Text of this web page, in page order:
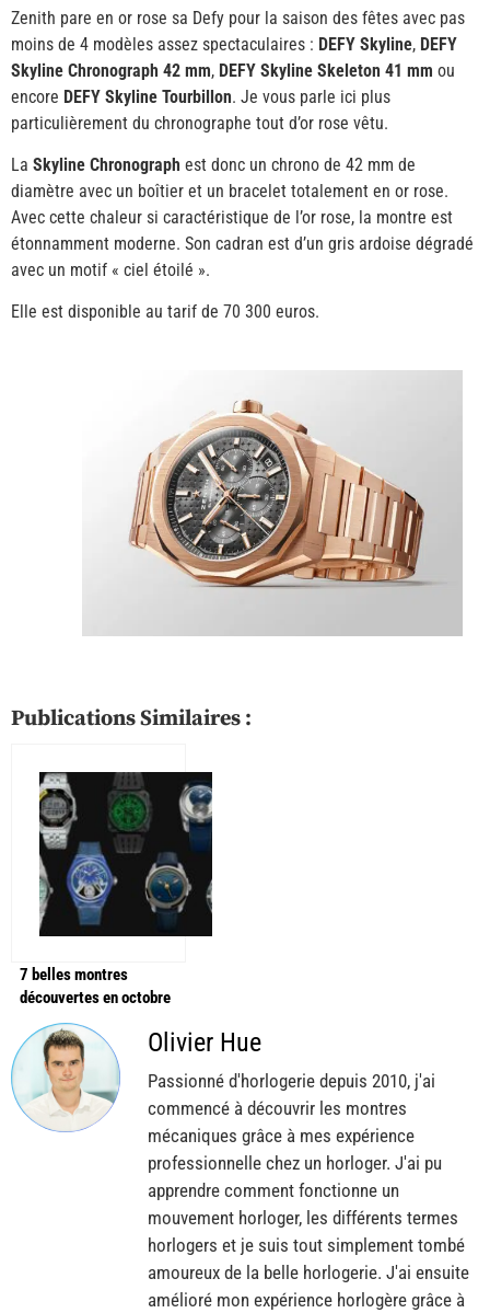
Zenith pare en or rose sa Defy pour la saison des fêtes avec pas
moins de 4 modèles assez spectaculaires : DEFY Skyline, DEFY
Skyline Chronograph 42 mm, DEFY Skyline Skeleton 41 mm ou
encore DEFY Skyline Tourbillon. Je vous parle ici plus
particulièrement du chronographe tout d’or rose vêtu.
La Skyline Chronograph est donc un chrono de 42 mm de
diamètre avec un boîtier et un bracelet totalement en or rose.
Avec cette chaleur si caractéristique de l’or rose, la montre est
étonnamment moderne. Son cadran est d’un gris ardoise dégradé
avec un motif « ciel étoilé ».
Elle est disponible au tarif de 70 300 euros.
Publications Similaires :
7 belles montres
découvertes en octobre
2025 !
Olivier Hue
Passionné d'horlogerie depuis 2010, j'ai
commencé à découvrir les montres
mécaniques grâce à mes expérience
professionnelle chez un horloger. J'ai pu
apprendre comment fonctionne un
mouvement horloger, les différents termes
horlogers et je suis tout simplement tombé
amoureux de la belle horlogerie. J'ai ensuite
amélioré mon expérience horlogère grâce à